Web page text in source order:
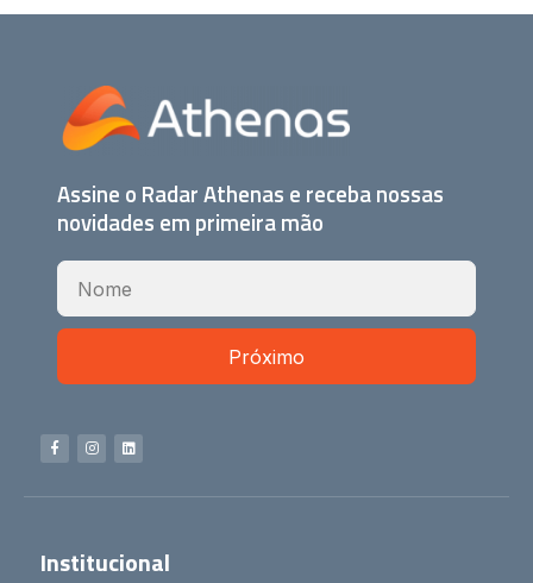
Assine o Radar Athenas e receba nossas
novidades em primeira mão
Próximo
Institucional